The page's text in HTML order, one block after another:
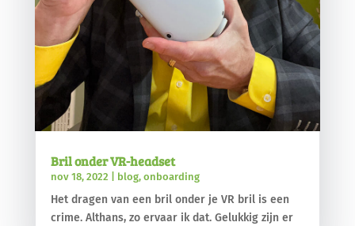
Bril onder VR-headset
nov 18, 2022 blog, onboarding
Het dragen van een bril onder je VR bril is een
crime. Althans, zo ervaar ik dat. Gelukkig zijn er